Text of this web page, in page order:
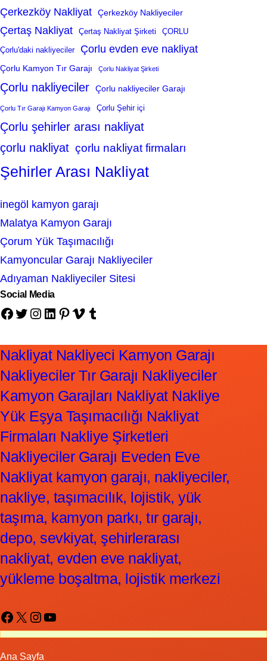
Çerkezköy Nakliyat Çerkezköy Nakliyeciler
Çertaş Nakliyat Çertaş Nakliyat Şirketi ÇORLU
Çorlu'daki nakliyeciler Çorlu evden eve nakliyat
Çorlu Kamyon Tır Garajı Çorlu Nakliyat Şirketi
Çorlu nakliyeciler Çorlu nakliyeciler Garajı
Çorlu Tır Garajı Kamyon Garajı Çorlu Şehir içi
Çorlu şehirler arası nakliyat
çorlu nakliyat çorlu nakliyat firmaları
Şehirler Arası Nakliyat
inegöl kamyon garajı
Malatya Kamyon Garajı
Çorum Yük Taşımacılığı
Kamyoncular Garajı Nakliyeciler
Adıyaman Nakliyeciler Sitesi
Social Media
Facebook Twitter Instagram LinkedIn Pinterest Vimeo Tumblr
Nakliyat Nakliyeci Kamyon Garajı
Nakliyeciler Tır Garajı Nakliyeciler
Kamyon Garajları Nakliyat Nakliye
Yük Eşya Taşımacılığı Nakliyat
Firmaları Nakliye Şirketleri
Nakliyeciler Garajı Eveden Eve
Nakliyat kamyon garajı, nakliyeciler,
nakliye, taşımacılık, lojistik, yük
taşıma, kamyon parkı, tır garajı,
depo, sevkiyat, şehirlerarası
nakliyat, evden eve nakliyat,
yükleme boşaltma, lojistik merkezi
Facebook X Instagram YouTube
Ana Sayfa